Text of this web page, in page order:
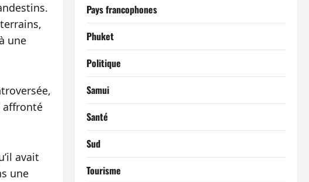
une
affronté
avait
une
Pays francophones
Phuket
Politique
Samui
Santé
Sud
Tourisme